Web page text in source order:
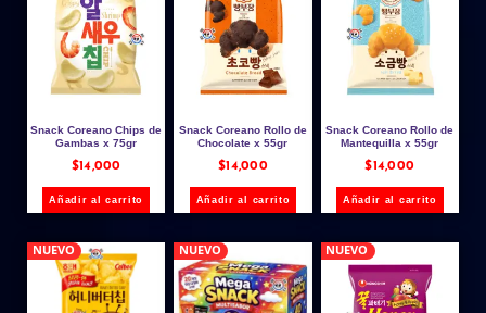
Snack Coreano Chips de
Gambas x 75gr
$14,000
Añadir al carrito
Snack Coreano Rollo de
Chocolate x 55gr
$14,000
Añadir al carrito
Snack Coreano Rollo de
Mantequilla x 55gr
$14,000
Añadir al carrito
NUEVO NUEVO NUEVO